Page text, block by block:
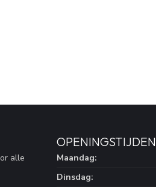
alle
OPENINGSTIJDEN
Maandag:
Dinsdag: